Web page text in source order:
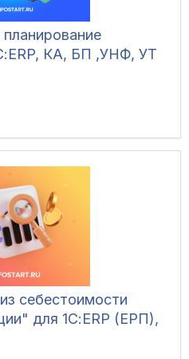
КА, БП ,УНФ, УТ
себестоимости
для 1С:ERP (ЕРП),